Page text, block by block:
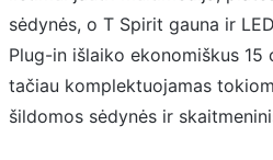
sėdynės, o T Spirit gauna ir
Plug-in išlaiko ekonomiškus 15
tačiau komplektuojamas
šildomos sėdynės ir